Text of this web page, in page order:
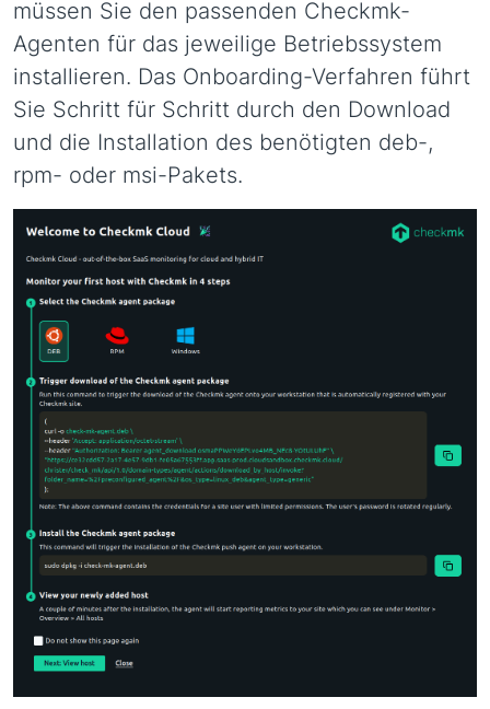
müssen Sie den passenden Checkmk-
Agenten für das jeweilige Betriebssystem
installieren. Das Onboarding-Verfahren führt
Sie Schritt für Schritt durch den Download
und die Installation des benötigten deb-,
rpm- oder msi-Pakets.